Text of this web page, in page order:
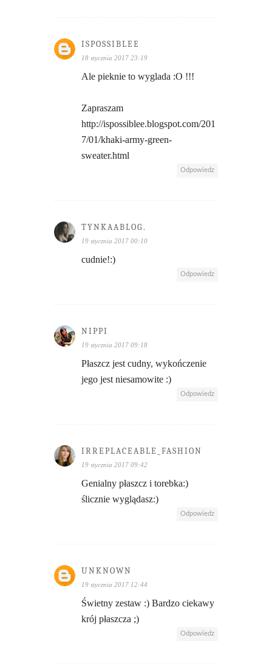
ISPOSSIBLEE
18 stycznia 2017 23:19
Ale pieknie to wyglada :O !!!
Zapraszam
http://ispossiblee.blogspot.com/201
7/01/khaki-army-green-
sweater.html
Odpowiedz
TYNKAABLOG.
19 stycznia 2017 00:10
cudnie!:)
Odpowiedz
NIPPI
19 stycznia 2017 09:18
Płaszcz jest cudny, wykończenie
jego jest niesamowite :)
Odpowiedz
IRREPLACEABLE_FASHION
19 stycznia 2017 09:42
Genialny płaszcz i torebka:)
ślicznie wyglądasz:)
Odpowiedz
UNKNOWN
19 stycznia 2017 12:44
Świetny zestaw :) Bardzo ciekawy
krój płaszcza ;)
Odpowiedz